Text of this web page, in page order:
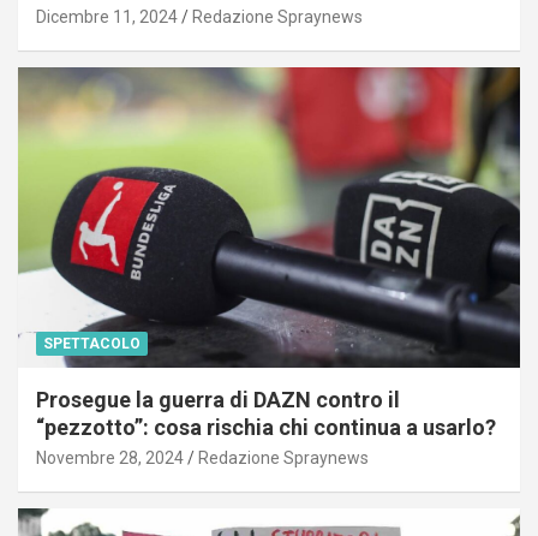
Dicembre 11, 2024 Redazione Spraynews
SPETTACOLO
Prosegue la guerra di DAZN contro il
“pezzotto”: cosa rischia chi continua a usarlo?
Novembre 28, 2024 Redazione Spraynews